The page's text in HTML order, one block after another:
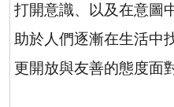
打開意識、以及在意圖
助於人們逐漸在生活中
更開放與友善的態度面